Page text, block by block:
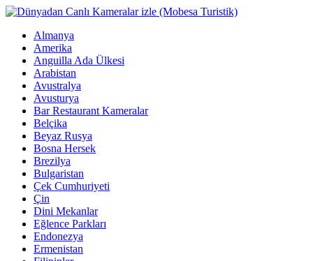
Almanya
Amerika
Anguilla Ada Ülkesi
Arabistan
Avustralya
Avusturya
Bar Restaurant Kameralar
Belçika
Beyaz Rusya
Bosna Hersek
Brezilya
Bulgaristan
Çek Cumhuriyeti
Çin
Dini Mekanlar
Eğlence Parkları
Endonezya
Ermenistan